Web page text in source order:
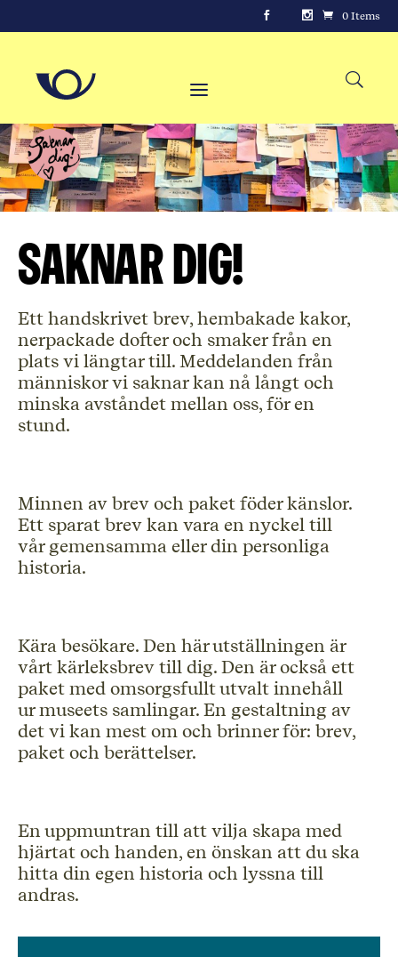
0 Items
Saknar dig!
Ett handskrivet brev, hembakade kakor,
nerpackade dofter och smaker från en
plats vi längtar till. Meddelanden från
människor vi saknar kan nå långt och
minska avståndet mellan oss, för en
stund.
Minnen av brev och paket föder känslor.
Ett sparat brev kan vara en nyckel till
vår gemensamma eller din personliga
historia.
Kära besökare. Den här utställningen är
vårt kärleksbrev till dig. Den är också ett
paket med omsorgsfullt utvalt innehåll
ur museets samlingar. En gestaltning av
det vi kan mest om och brinner för: brev,
paket och berättelser.
En uppmuntran till att vilja skapa med
hjärtat och handen, en önskan att du ska
hitta din egen historia och lyssna till
andras.